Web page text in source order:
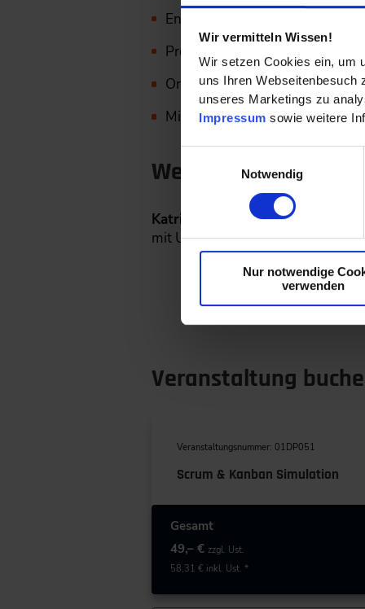
Wir vermitteln Wissen!
Wir setzen Cookies ein, um
uns Ihren Webseitenbesuch
unseres Marketings zu
Impressum sowie weitere
Notwendig
Nur notwendige
verwenden
Entwicklungsingenieure
Projektleiter und Projektmanager
Organisationsentwickler
Mitarbeiter aus Software- und
Wer hat diese
Katrin Pinkwart, Head of
mit Unterstützung von Felicita
Veranstaltung
Veranstaltungsnummer: 01DP051
Scrum & Kanban Simulation
Gesamt
49,– € zzgl. Ust.
58,31 € inkl. Ust. *